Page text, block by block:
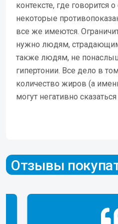
контексте, где говорится
некоторые
все же имеются.
нужно людям,
также людям, не
гипертонии. Все дело в
количество жиров (а
могут негативно
Отзывы